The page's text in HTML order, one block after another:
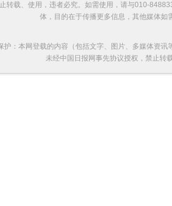
转载、使用，违者必究。如需使用，请与010-
体，目的在于传播更多信息，其他媒体
护：本网登载的内容（包括文字、图片、多媒体资
未经中国日报网事先协议授权，禁止转